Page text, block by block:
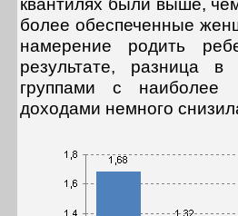
квантилях были выше,
более обеспеченные
намерение родить
результате, разница
группами с наиболее
доходами немного